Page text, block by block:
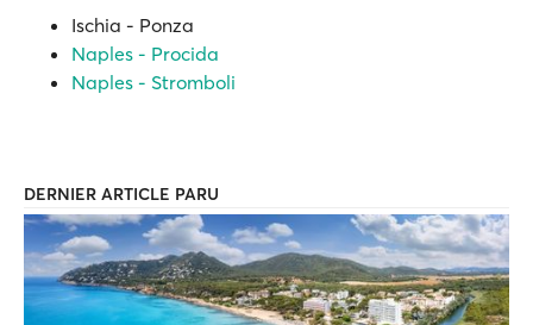
Ischia - Ponza
Naples - Procida
Naples - Stromboli
DERNIER ARTICLE PARU